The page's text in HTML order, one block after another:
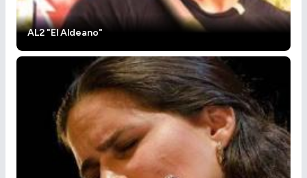
AL2 "El Aldeano"